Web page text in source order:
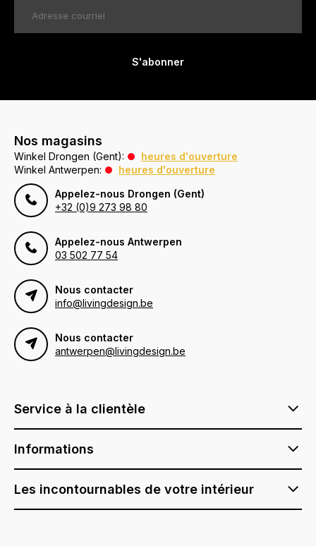
S'abonner
Nos magasins
Winkel Drongen (Gent):
heures d'ouverture
Winkel Antwerpen:
heures d'ouverture
Appelez-nous Drongen (Gent)
+32 (0)9 273 98 80
Appelez-nous Antwerpen
03 502 77 54
Nous contacter
info@livingdesign.be
Nous contacter
antwerpen@livingdesign.be
Service à la clientèle
Informations
Les incontournables de votre intérieur